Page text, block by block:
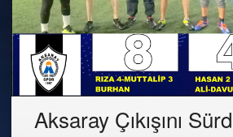
Aksaray Çıkışını